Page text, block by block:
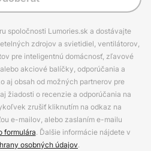
spoločnosti Lumories.sk a dostávajte
zdrojov a svietidiel, ventilátorov,
pre inteligentnú domácnosť, zľavové
akciové balíčky, odporúčania a
aj obsah od možných partnerov pre
žiadosti o recenzie a odporúčania na
zrušiť kliknutím na odkaz na
e-mailov, alebo zaslaním e-mailu
formulára. Ďalšie informácie nájdete v
osobných údajov.